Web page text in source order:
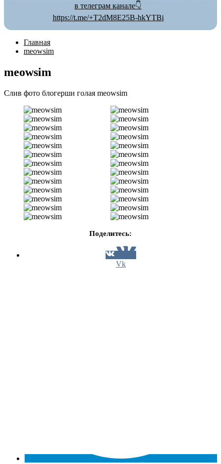
в телеграм канале👇
https://t.me/+T2dM8E25B-hkYTBi
Главная
meowsim
meowsim
Слив фото блогерши голая meowsim
Поделитесь:
Vk